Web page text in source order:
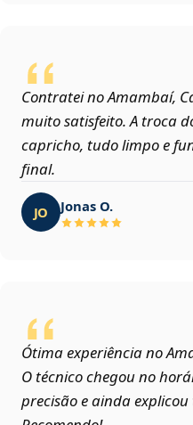
Contratei no Amambaí,
muito satisfeito. A troca
capricho, tudo limpo e
final.
JO Jonas O.
Ótima experiência no
O técnico chegou no
precisão e ainda